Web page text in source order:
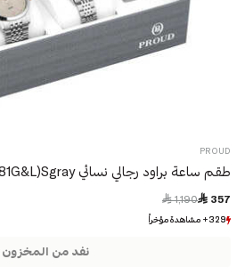
PROUD
طقم ساعة براود رجالي نسائي Y23 (SM-21081G&L)Sgray + علبة
 357
Price reduced from
 1,190
329+ مشاهدة مؤخراً
329+ مشاهدة مؤخراً
نفد من المخزون